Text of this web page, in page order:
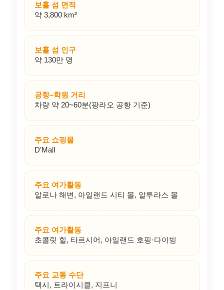
보홀 섬 면적
약 3,800 km²
보홀 섬 인구
약 130만 명
공항–학원 거리
차량 약 20~60분(팡라오 공항 기준)
주요 쇼핑몰
D’Mall
주요 여가활동
알로나 해변, 아일랜드 시티 몰, 알투라스 몰
주요 여가활동
초콜릿 힐, 타르시어, 아일랜드 호핑·다이빙
주요 교통 수단
택시, 트라이시클, 지프니